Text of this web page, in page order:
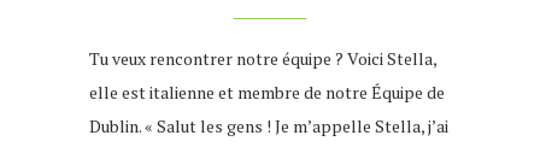
Tu veux rencontrer notre équipe ? Voici Stella,
elle est italienne et membre de notre Équipe de
Dublin. « Salut les gens ! Je m’appelle Stella, j’ai